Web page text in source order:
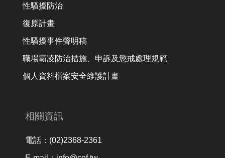
性騷擾防治
復原計畫
性騷擾事件聲明稿
職場霸凌防治措施、申訴及懲戒處理規範
個人資料檔案安全維護計畫
相關資訊
電話：(02)2368-2361